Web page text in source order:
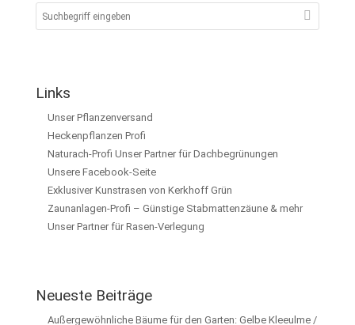
Links
Unser Pflanzenversand
Heckenpflanzen Profi
Naturach-Profi Unser Partner für Dachbegrünungen
Unsere Facebook-Seite
Exklusiver Kunstrasen von Kerkhoff Grün
Zaunanlagen-Profi – Günstige Stabmattenzäune & mehr
Unser Partner für Rasen-Verlegung
Neueste Beiträge
Außergewöhnliche Bäume für den Garten: Gelbe Kleeulme /